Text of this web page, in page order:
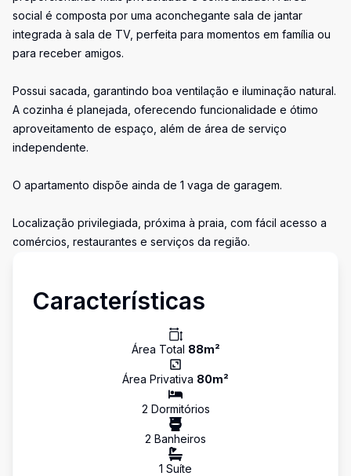
social é composta por uma aconchegante sala de jantar
integrada à sala de TV, perfeita para momentos em família ou
para receber amigos.
Possui sacada, garantindo boa ventilação e iluminação natural.
A cozinha é planejada, oferecendo funcionalidade e ótimo
aproveitamento de espaço, além de área de serviço
independente.
O apartamento dispõe ainda de 1 vaga de garagem.
Localização privilegiada, próxima à praia, com fácil acesso a
comércios, restaurantes e serviços da região.
Características
Área Total 88m²
Área Privativa 80m²
2 Dormitórios
2 Banheiros
1 Suíte